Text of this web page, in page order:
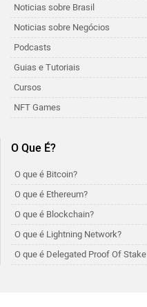
Noticias sobre Brasil
Noticias sobre Negócios
Podcasts
Guias e Tutoriais
Cursos
NFT Games
O Que É?
O que é Bitcoin?
O que é Ethereum?
O que é Blockchain?
O que é Lightning Network?
O que é Delegated Proof Of Stake